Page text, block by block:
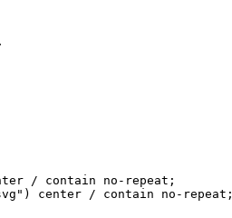
/ contain no-repeat;
center / contain no-repeat;